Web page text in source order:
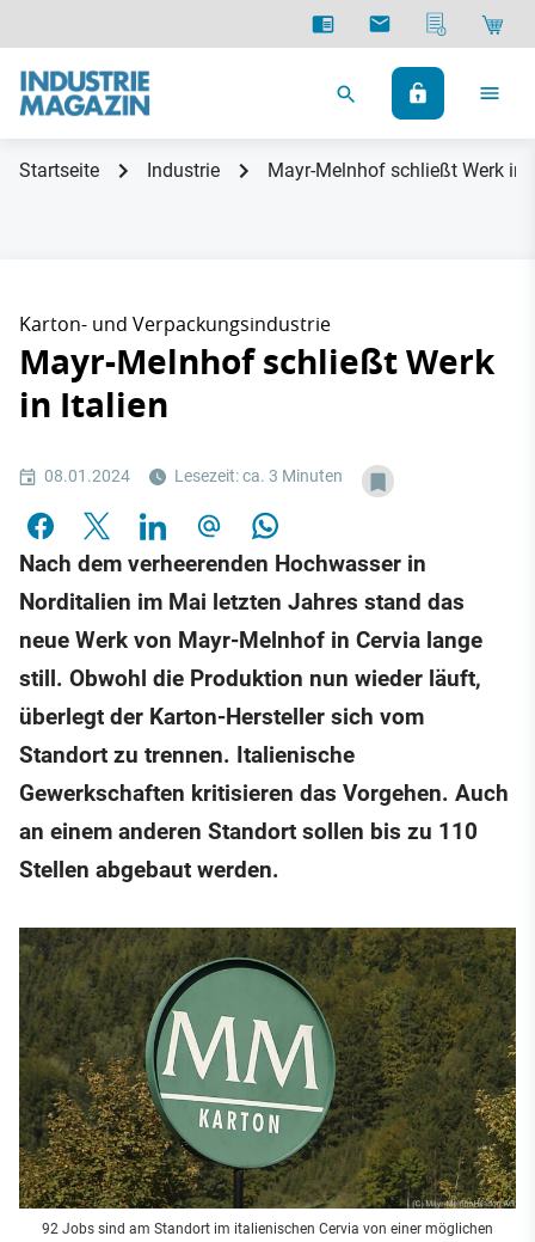
Startseite Industrie Mayr-Melnhof schließt Werk in
Karton- und Verpackungsindustrie
Mayr-Melnhof schließt Werk
in Italien
08.01.2024 Lesezeit: ca. 3 Minuten
Nach dem verheerenden Hochwasser in
Norditalien im Mai letzten Jahres stand das
neue Werk von Mayr-Melnhof in Cervia lange
still. Obwohl die Produktion nun wieder läuft,
überlegt der Karton-Hersteller sich vom
Standort zu trennen. Italienische
Gewerkschaften kritisieren das Vorgehen. Auch
an einem anderen Standort sollen bis zu 110
Stellen abgebaut werden.
92 Jobs sind am Standort im italienischen Cervia von einer möglichen